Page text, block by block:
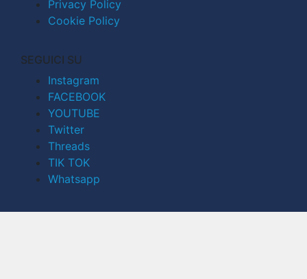
Privacy Policy
Cookie Policy
SEGUICI SU
Instagram
FACEBOOK
YOUTUBE
Twitter
Threads
TIK TOK
Whatsapp